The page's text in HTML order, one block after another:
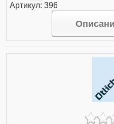
Артикул: 396